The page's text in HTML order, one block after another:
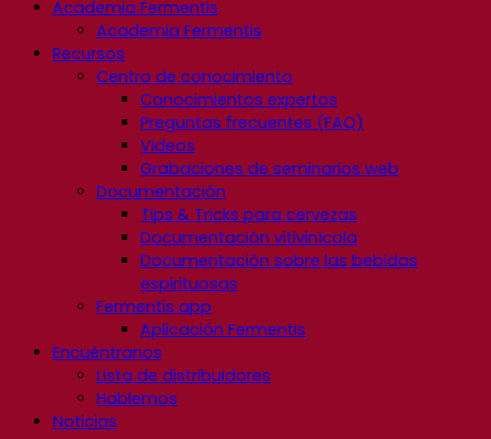
Academia Fermentis
Academia Fermentis
Recursos
Centro de conocimiento
Conocimientos expertos
Preguntas frecuentes (FAQ)
Videos
Grabaciones de seminarios web
Documentación
Tips & Tricks para cervezas
Documentación vitivinícola
Documentación sobre las bebidas
espirituosas
Fermentis app
Aplicación Fermentis
Encuéntranos
Lista de distribuidores
Hablemos
Noticias